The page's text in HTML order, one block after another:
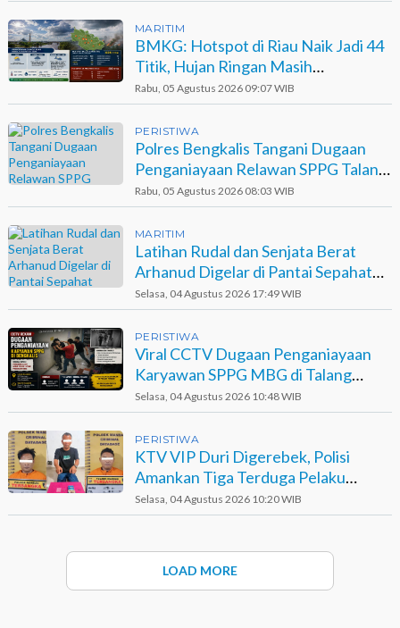
MARITIM
BMKG: Hotspot di Riau Naik Jadi 44
Titik, Hujan Ringan Masih
Berpotensi Terjadi
Rabu, 05 Agustus 2026 09:07 WIB
PERISTIWA
Polres Bengkalis Tangani Dugaan
Penganiayaan Relawan SPPG Talang
Muandau
Rabu, 05 Agustus 2026 08:03 WIB
MARITIM
Latihan Rudal dan Senjata Berat
Arhanud Digelar di Pantai Sepahat
Bengkalis
Selasa, 04 Agustus 2026 17:49 WIB
PERISTIWA
Viral CCTV Dugaan Penganiayaan
Karyawan SPPG MBG di Talang
Muandau
Selasa, 04 Agustus 2026 10:48 WIB
PERISTIWA
KTV VIP Duri Digerebek, Polisi
Amankan Tiga Terduga Pelaku
Narkotika
Selasa, 04 Agustus 2026 10:20 WIB
LOAD MORE